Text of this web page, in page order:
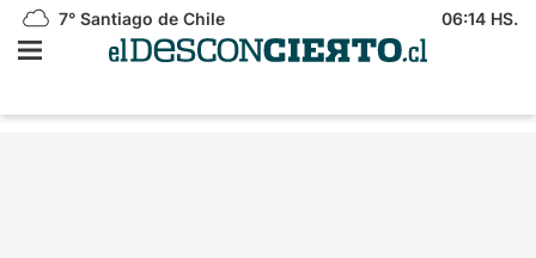
7° Santiago de Chile 06:14 HS.